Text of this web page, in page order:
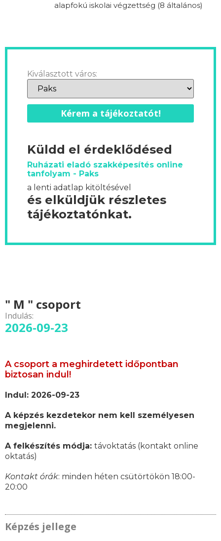
alapfokú iskolai végzettség (8 általános)
Kiválasztott város:
Kérem a tájékoztatót!
Küldd el érdeklődésed
Ruházati eladó szakképesítés online
tanfolyam - Paks
a lenti adatlap kitöltésével
és elküldjük részletes
tájékoztatónkat.
" M " csoport
Indulás:
2026-09-23
A csoport a meghirdetett időpontban
biztosan indul!
Indul: 2026-09-23
A képzés kezdetekor nem kell személyesen
megjelenni.
A felkészítés módja: távoktatás (kontakt online
oktatás)
Kontakt órák: minden héten csütörtökön 18:00-
20:00
Képzés jellege